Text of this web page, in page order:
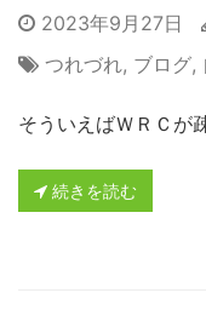
2023年9月27日
つれづれ, ブログ,
そういえばＷＲＣが
続きを読む